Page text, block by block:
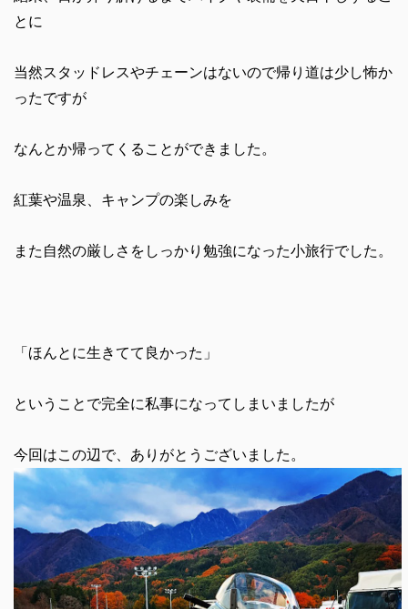
とに
当然スタッドレスやチェーンはないので帰り道は少し怖か
ったですが
なんとか帰ってくることができました。
紅葉や温泉、キャンプの楽しみを
また自然の厳しさをしっかり勉強になった小旅行でした。
「ほんとに生きてて良かった」
ということで完全に私事になってしまいましたが
今回はこの辺で、ありがとうございました。